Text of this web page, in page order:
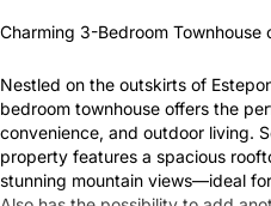
Charming 3-Bedroom Townhouse
Nestled on the outskirts of
bedroom townhouse offers the
convenience, and outdoor living.
property features a spacious
stunning mountain views—ideal